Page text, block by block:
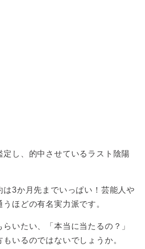
定し、的中させているラスト陰陽
は3か月先までいっぱい！芸能人や
ほどの有名実力派です。
いたい、「本当に当たるの？」
いるのではないでしょうか。